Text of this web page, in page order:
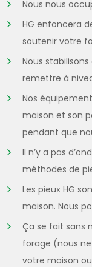
Nous nous
HG enfoncera
soutenir votre
Nous
remettre à
Nos
maison et son
pendant que
Il n’y a pas
méthodes de
Les pieux HG
maison. Nous
Ça se fait sans
forage (nous
votre maison